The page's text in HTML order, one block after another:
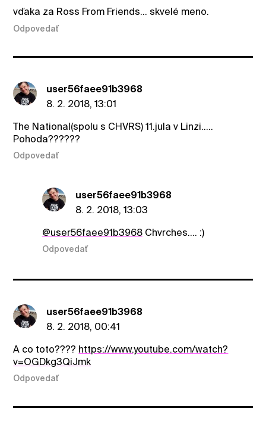
vďaka za Ross From Friends... skvelé meno.
Odpovedať
user56faee91b3968
8. 2. 2018, 13:01
The National(spolu s CHVRS) 11.jula v Linzi.....
Pohoda??????
Odpovedať
user56faee91b3968
8. 2. 2018, 13:03
@user56faee91b3968Chvrches.... :)
Odpovedať
user56faee91b3968
8. 2. 2018, 00:41
A co toto???? https://www.youtube.com/watch?
v=OGDkg3QiJmk
Odpovedať